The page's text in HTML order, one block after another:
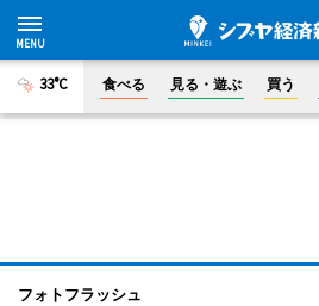
33°C 食べる 見る・遊ぶ 買う
フォトフラッシュ